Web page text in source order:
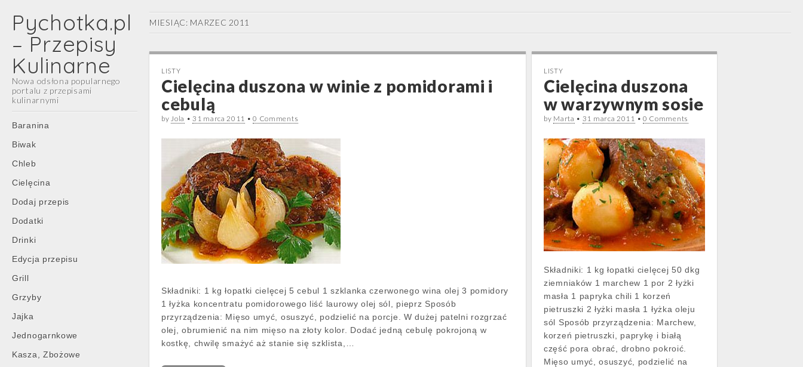
Pychotka.pl
– Przepisy
Kulinarne
Nowa odsłona popularnego
portalu z przepisami
kulinarnymi
Main
menu
Skip
content
Baranina
Biwak
Chleb
Cielęcina
Dodaj przepis
Dodatki
Drinki
Edycja przepisu
Grill
Grzyby
Jajka
Jednogarnkowe
Kasza, Zbożowe
MIESIĄC: MARZEC 2011
LISTY
Cielęcina duszona w winie z pomidorami i
cebulą
byJola •31 marca 2011 •0 Comments
Składniki: 1 kg łopatki cielęcej 5 cebul 1 szklanka czerwonego wina olej 3 pomidory
1 łyżka koncentratu pomidorowego liść laurowy olej sól, pieprz Sposób
przyrządzenia: Mięso umyć, osuszyć, podzielić na porcje. W dużej patelni rozgrzać
olej, obrumienić na nim mięso na złoty kolor. Dodać jedną cebulę pokrojoną w
kostkę, chwilę smażyć aż stanie się szklista,…
LISTY
Cielęcina duszona
w warzywnym sosie
by Marta • 31 marca 2011 • 0 Comments
Składniki: 1 kg łopatki cielęcej 50 dkg
ziemniaków 1 marchew 1 por 2 łyżki
masła 1 papryka chili 1 korzeń
pietruszki 2 łyżki masła 1 łyżka oleju
sól Sposób przyrządzenia: Marchew,
korzeń pietruszki, paprykę i białą
część pora obrać, drobno pokroić.
Mięso umyć, osuszyć, podzielić na